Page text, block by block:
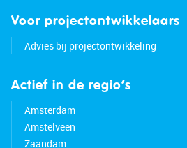
Voor projectontwikkelaars
Advies bij projectontwikkeling
Actief in de regio’s
Amsterdam
Amstelveen
Zaandam